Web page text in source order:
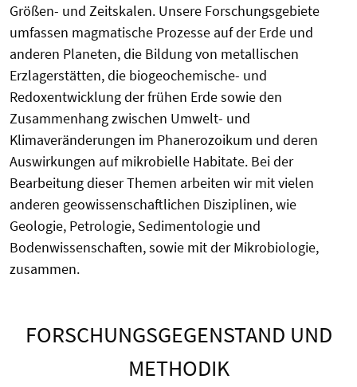
Größen- und Zeitskalen. Unsere Forschungsgebiete
umfassen magmatische Prozesse auf der Erde und
anderen Planeten, die Bildung von metallischen
Erzlagerstätten, die biogeochemische- und
Redoxentwicklung der frühen Erde sowie den
Zusammenhang zwischen Umwelt- und
Klimaveränderungen im Phanerozoikum und deren
Auswirkungen auf mikrobielle Habitate. Bei der
Bearbeitung dieser Themen arbeiten wir mit vielen
anderen geowissenschaftlichen Disziplinen, wie
Geologie, Petrologie, Sedimentologie und
Bodenwissenschaften, sowie mit der Mikrobiologie,
zusammen.
FORSCHUNGSGEGENSTAND UND
METHODIK